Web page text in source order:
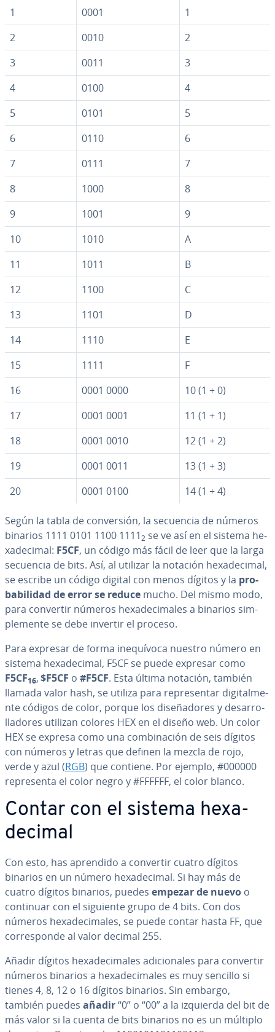
1
0001
1
2
0010
2
3
0011
3
4
0100
4
5
0101
5
6
0110
6
7
0111
7
8
1000
8
9
1001
9
10
1010
A
11
1011
B
12
1100
C
13
1101
D
14
1110
E
15
1111
F
16
0001 0000
10 (1 + 0)
17
0001 0001
11 (1 + 1)
18
0001 0010
12 (1 + 2)
19
0001 0011
13 (1 + 3)
20
0001 0100 14 (1 + 4)
Según la tabla de co­n­ve­r­sión, la secuencia de números
binarios 1111 0101 1100 11112 se ve así en el sistema he­
xa­de­ci­mal: F5CF, un código más fácil de leer que la larga
secuencia de bits. Así, al utilizar la notación he­xa­de­ci­mal,
se escribe un código digital con menos dígitos y la pro­
ba­bi­li­dad de error se reduce mucho. Del mismo modo,
para convertir números he­xa­de­ci­ma­les a binarios si­m­
ple­me­n­te se debe invertir el proceso.
Para expresar de forma ine­quí­vo­ca nuestro número en
sistema he­xa­de­ci­mal, F5CF se puede expresar como
F5CF16,$F5CF o #F5CF. Esta última notación, también
llamada valor hash, se utiliza para re­pre­se­n­tar di­gi­ta­l­me­
n­te códigos de color, porque los di­se­ña­do­res y de­sa­rro­
lla­do­res utilizan colores HEX en el diseño web. Un color
HEX se expresa como una co­m­bi­na­ción de seis dígitos
con números y letras que definen la mezcla de rojo,
verde y azul (RGB) que contiene. Por ejemplo, #000000
re­pre­se­n­ta el color negro y #FFFFFF, el color blanco.
Contar con el sistema he­xa­
de­ci­mal
Con esto, has aprendido a convertir cuatro dígitos
binarios en un número he­xa­de­ci­mal. Si hay más de
cuatro dígitos binarios, puedes empezar de nuevo o
continuar con el siguiente grupo de 4 bits. Con dos
números he­xa­de­ci­ma­les, se puede contar hasta FF, que
co­rre­s­po­n­de al valor decimal 255.
Añadir dígitos he­xa­de­ci­ma­les adi­cio­na­les para convertir
números binarios a he­xa­de­ci­ma­les es muy sencillo si
tienes 4, 8, 12 o 16 dígitos binarios. Sin embargo,
también puedes añadir“0” o “00” a la izquierda del bit de
más valor si la cuenta de bits binarios no es un múltiplo